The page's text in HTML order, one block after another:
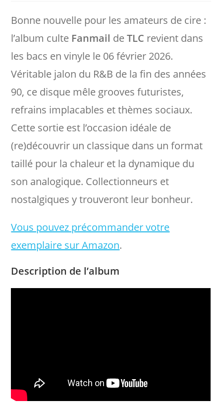
Bonne nouvelle pour les amateurs de cire :
l’album culte Fanmail deTLC revient dans
les bacs en vinyle le 06 février 2026.
Véritable jalon du R&B de la fin des années
90, ce disque mêle grooves futuristes,
refrains implacables et thèmes sociaux.
Cette sortie est l’occasion idéale de
(re)découvrir un classique dans un format
taillé pour la chaleur et la dynamique du
son analogique. Collectionneurs et
nostalgiques y trouveront leur bonheur.
Vous pouvez précommander votre
exemplaire sur Amazon.
Description de l’album